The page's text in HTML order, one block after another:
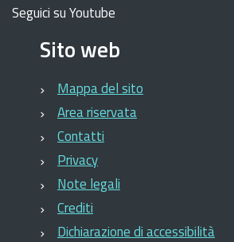
Seguici su Youtube
Sito web
Mappa del sito
Area riservata
Contatti
Privacy
Note legali
Crediti
Dichiarazione di accessibilità